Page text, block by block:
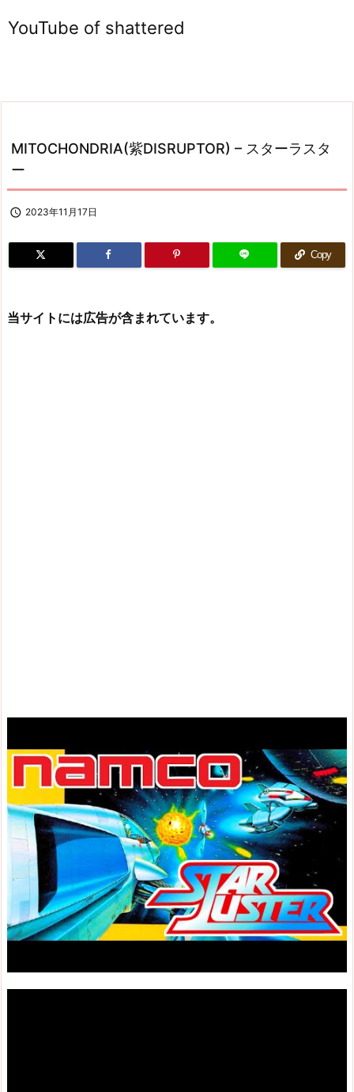
YouTube of shattered
MITOCHONDRIA(紫DISRUPTOR) – スターラスタ
ー
 2023年11月17日
Copy
当サイトには広告が含まれています。